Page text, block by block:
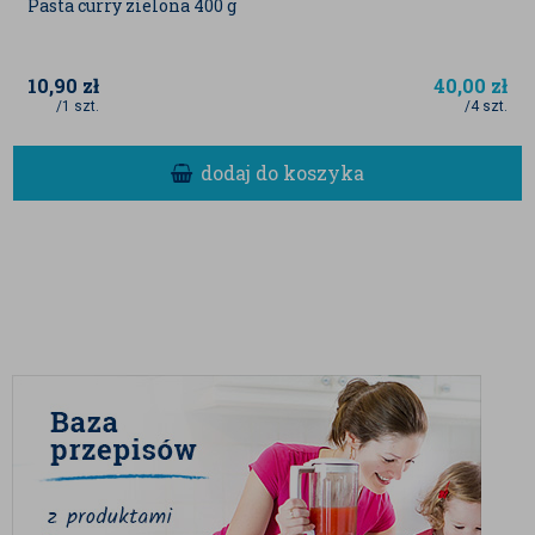
Pasta curry zielona 400 g
10,90 zł
/1 szt.
40,00 zł
/4 szt.
dodaj do koszyka